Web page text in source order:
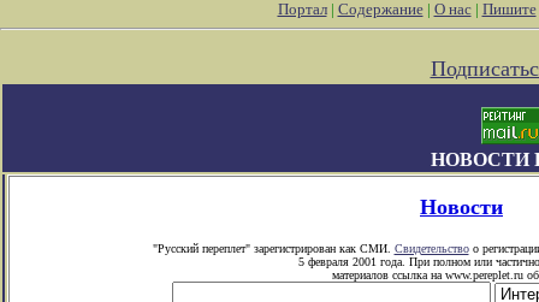
Портал| Содержание| О нас| Пишите
НОВОСТИ
Новости
"Русский переплет" зарегистрирован как СМИ. Свидетельствоо
5 февраля 2001 года. При полном или
материалов ссылка на www.pereplet.ru